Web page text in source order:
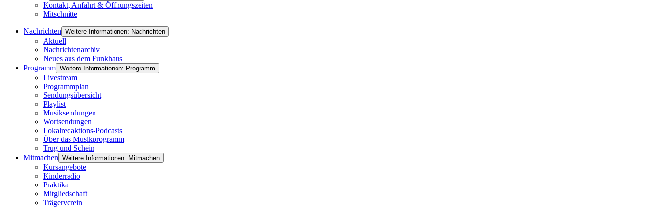
Kontakt, Anfahrt & Öffnungszeiten
Mitschnitte
Nachrichten Weitere Informationen: Nachrichten
Aktuell
Nachrichtenarchiv
Neues aus dem Funkhaus
Programm Weitere Informationen: Programm
Livestream
Programmplan
Sendungsübersicht
Playlist
Musiksendungen
Wortsendungen
Lokalredaktions-Podcasts
Über das Musikprogramm
Trug und Schein
Mitmachen Weitere Informationen: Mitmachen
Kursangebote
Kinderradio
Praktika
Mitgliedschaft
Trägerverein